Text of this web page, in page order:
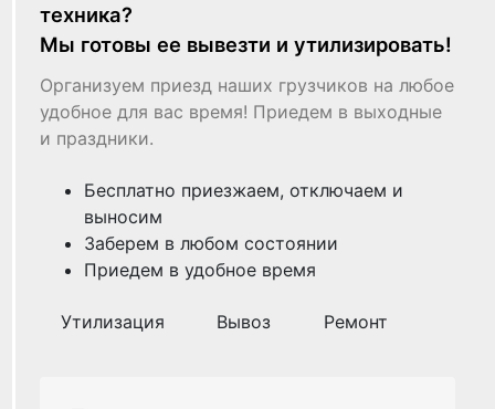
техника?
Мы готовы ее вывезти и утилизировать!
Организуем приезд наших грузчиков на любое
удобное для вас время! Приедем в выходные
и праздники.
Бесплатно приезжаем, отключаем и
выносим
Заберем в любом состоянии
Приедем в удобное время
Утилизация Вывоз Ремонт